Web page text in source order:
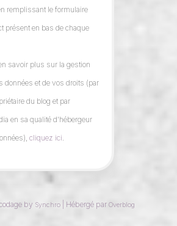
remplissant le formulaire
présent en bas de chaque
savoir plus sur la gestion
données et de vos droits (par
du blog et par
en sa qualité d'hébergeur
cliquez ici.
by Synchro | Hébergé par Overblog